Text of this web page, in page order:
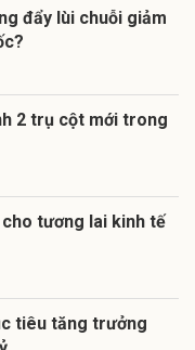
đẩy lùi chuỗi giảm
2 trụ cột mới trong
tương lai kinh tế
tiêu tăng trưởng